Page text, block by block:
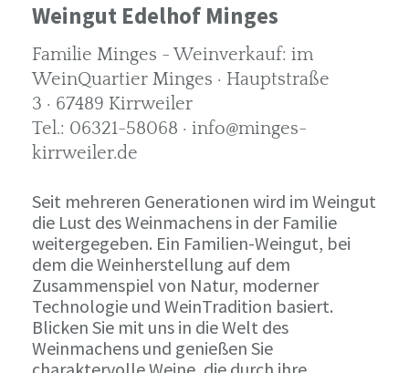
Weingut Edelhof Minges
Familie Minges - Weinverkauf: im
WeinQuartier Minges · Hauptstraße
3 · 67489 Kirrweiler
Tel.: 06321-58068 · info@minges-
kirrweiler.de
Seit mehreren Generationen wird im Weingut
die Lust des Weinmachens in der Familie
weitergegeben. Ein Familien-Weingut, bei
dem die Weinherstellung auf dem
Zusammenspiel von Natur, moderner
Technologie und WeinTradition basiert.
Blicken Sie mit uns in die Welt des
Weinmachens und genießen Sie